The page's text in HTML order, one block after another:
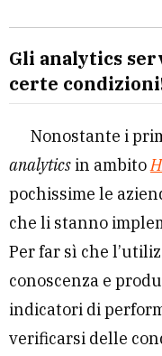
Gli analytics
certe
Nonostante i
analyticsin ambito
pochissime le
che li stanno
Per far sì che
conoscenza e
indicatori di
verificarsi delle